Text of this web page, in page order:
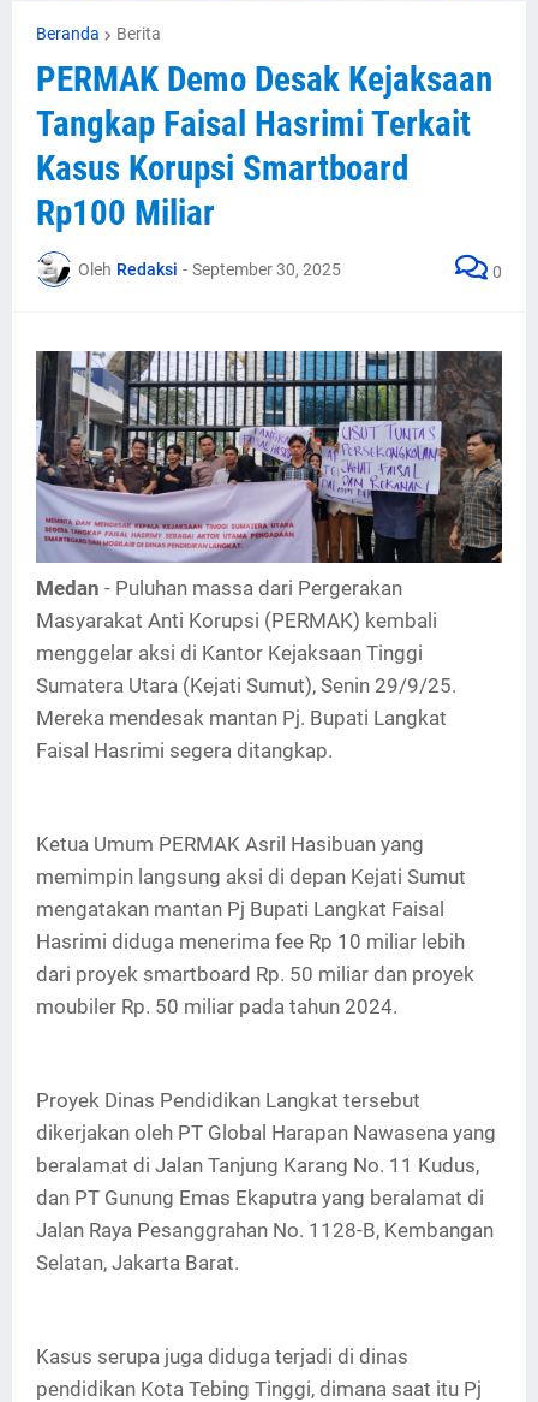
Beranda Berita
PERMAK Demo Desak Kejaksaan
Tangkap Faisal Hasrimi Terkait
Kasus Korupsi Smartboard
Rp100 Miliar
Oleh Redaksi - September 30, 2025 0
Medan - Puluhan massa dari Pergerakan
Masyarakat Anti Korupsi (PERMAK) kembali
menggelar aksi di Kantor Kejaksaan Tinggi
Sumatera Utara (Kejati Sumut), Senin 29/9/25.
Mereka mendesak mantan Pj. Bupati Langkat
Faisal Hasrimi segera ditangkap.
Ketua Umum PERMAK Asril Hasibuan yang
memimpin langsung aksi di depan Kejati Sumut
mengatakan mantan Pj Bupati Langkat Faisal
Hasrimi diduga menerima fee Rp 10 miliar lebih
dari proyek smartboard Rp. 50 miliar dan proyek
moubiler Rp. 50 miliar pada tahun 2024.
Proyek Dinas Pendidikan Langkat tersebut
dikerjakan oleh PT Global Harapan Nawasena yang
beralamat di Jalan Tanjung Karang No. 11 Kudus,
dan PT Gunung Emas Ekaputra yang beralamat di
Jalan Raya Pesanggrahan No. 1128-B, Kembangan
Selatan, Jakarta Barat.
Kasus serupa juga diduga terjadi di dinas
pendidikan Kota Tebing Tinggi, dimana saat itu Pj